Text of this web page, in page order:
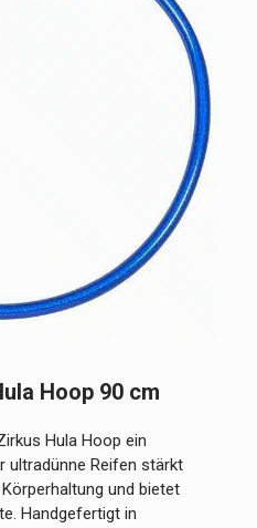
Hoop 90 cm
Hula Hoop ein
ultradünne Reifen stärkt
und bietet
Handgefertigt in